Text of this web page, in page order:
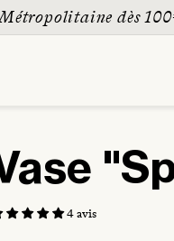
dès
4 avis